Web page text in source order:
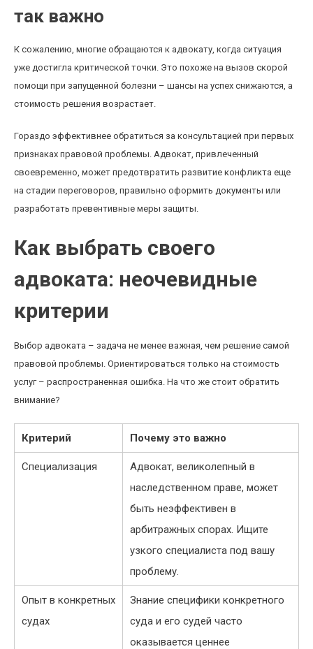
так важно
К сожалению, многие обращаются к адвокату, когда ситуация
уже достигла критической точки. Это похоже на вызов скорой
помощи при запущенной болезни – шансы на успех снижаются, а
стоимость решения возрастает.
Гораздо эффективнее обратиться за консультацией при первых
признаках правовой проблемы. Адвокат, привлеченный
своевременно, может предотвратить развитие конфликта еще
на стадии переговоров, правильно оформить документы или
разработать превентивные меры защиты.
Как выбрать своего
адвоката: неочевидные
критерии
Выбор адвоката – задача не менее важная, чем решение самой
правовой проблемы. Ориентироваться только на стоимость
услуг – распространенная ошибка. На что же стоит обратить
внимание?
Критерий Почему это важно
Специализация
Адвокат, великолепный в
наследственном праве, может
быть неэффективен в
арбитражных спорах. Ищите
узкого специалиста под вашу
проблему.
Опыт в конкретных
судах
Знание специфики конкретного
суда и его судей часто
оказывается ценнее